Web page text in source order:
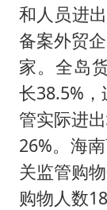
和人员进
备案外贸
家。全岛
长38.5%
管实际进
26%。海
关监管购
购物人数